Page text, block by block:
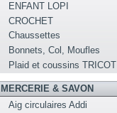
ENFANT LOPI
CROCHET
Chaussettes
Bonnets, Col, Moufles
Plaid et coussins TRICOT
MERCERIE & SAVON
Aig circulaires Addi